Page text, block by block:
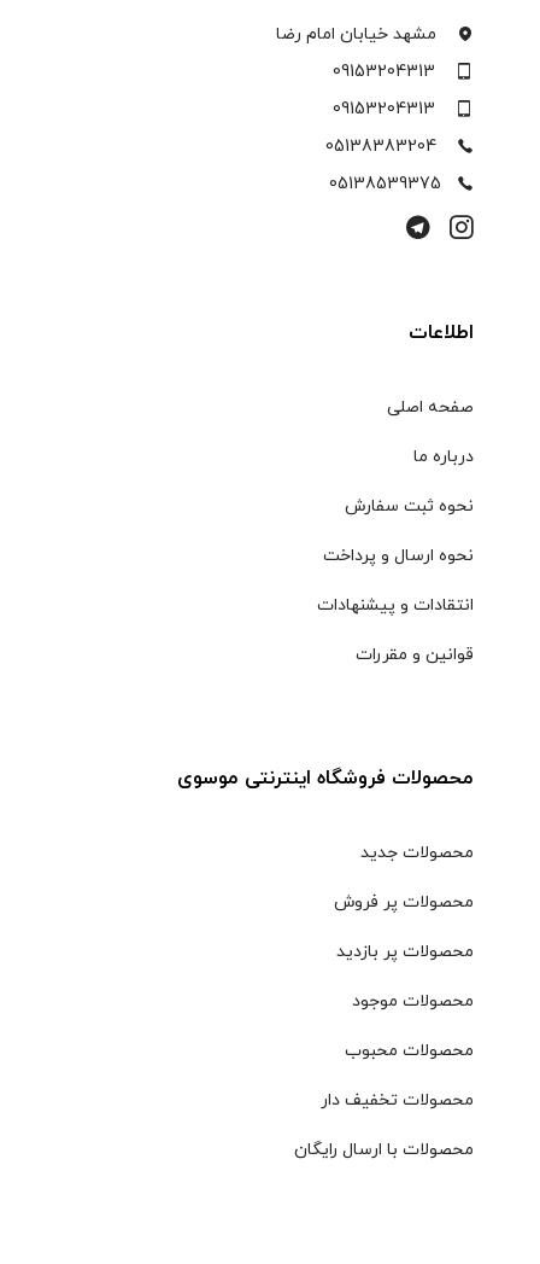
مشهد خیابان امام رضا
09153204313
09153204313
05138383204
05138539375
اطلاعات
صفحه اصلی
درباره ما
نحوه ثبت سفارش
نحوه ارسال و پرداخت
انتقادات و پیشنهادات
قوانین و مقررات
محصولات فروشگاه اینترنتی موسوی
محصولات جدید
محصولات پر فروش
محصولات پر بازدید
محصولات موجود
محصولات محبوب
محصولات تخفیف دار
محصولات با ارسال رایگان